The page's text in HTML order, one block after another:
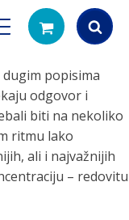
popisima
odgovor i
biti na nekoliko
ritmu lako
ali i najvažnijih
– redovitu